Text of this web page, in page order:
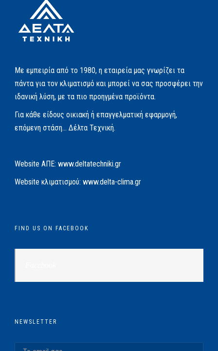
Με εμπειρία από το 1980, η εταιρεία μας γνωρίζει τα
πάντα για τον κλιματισμό και μπορεί να σας προσφέρει την
ιδανική λύση, με τα πιο προηγμένα προϊόντα.
Για κάθε είδους οικιακή ή επαγγελματική εφαρμογή,
επόμενη στάση… Δέλτα Τεχνική.
Website AΠΕ: www.deltatechniki.gr
Website κλιματισμού: www.delta-clima.gr
FIND US ON FACEBOOK
NEWSLETTER